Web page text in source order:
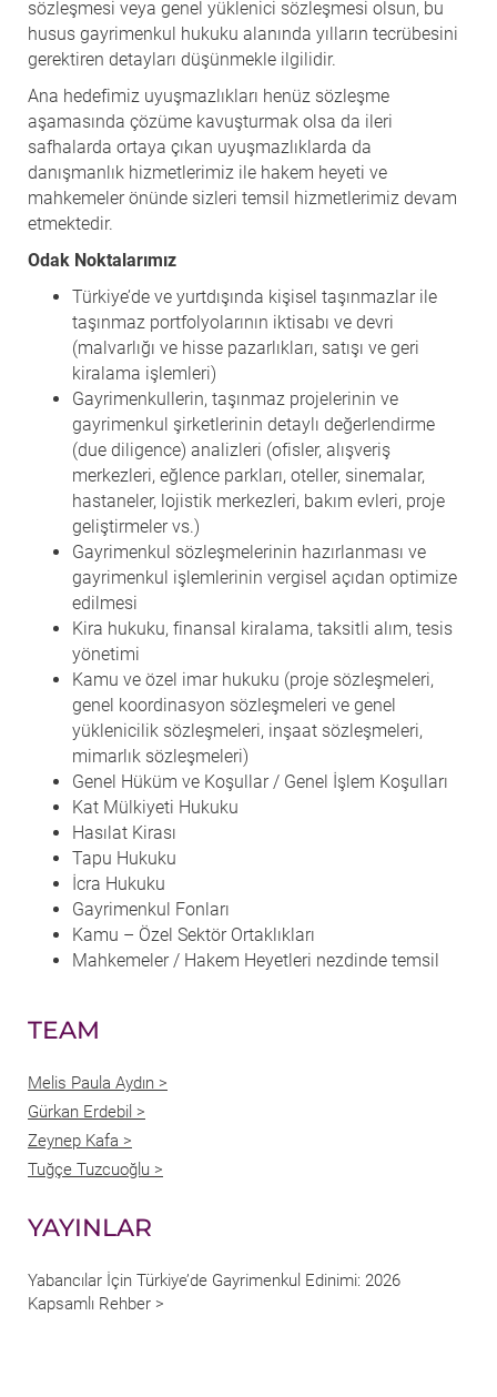
sözleşmesi veya genel yüklenici sözleşmesi olsun, bu
husus gayrimenkul hukuku alanında yılların tecrübesini
gerektiren detayları düşünmekle ilgilidir.
Ana hedefimiz uyuşmazlıkları henüz sözleşme
aşamasında çözüme kavuşturmak olsa da ileri
safhalarda ortaya çıkan uyuşmazlıklarda da
danışmanlık hizmetlerimiz ile hakem heyeti ve
mahkemeler önünde sizleri temsil hizmetlerimiz devam
etmektedir.
Odak Noktalarımız
Türkiye’de ve yurtdışında kişisel taşınmazlar ile
taşınmaz portfolyolarının iktisabı ve devri
(malvarlığı ve hisse pazarlıkları, satışı ve geri
kiralama işlemleri)
Gayrimenkullerin, taşınmaz projelerinin ve
gayrimenkul şirketlerinin detaylı değerlendirme
(due diligence) analizleri (ofisler, alışveriş
merkezleri, eğlence parkları, oteller, sinemalar,
hastaneler, lojistik merkezleri, bakım evleri, proje
geliştirmeler vs.)
Gayrimenkul sözleşmelerinin hazırlanması ve
gayrimenkul işlemlerinin vergisel açıdan optimize
edilmesi
Kira hukuku, finansal kiralama, taksitli alım, tesis
yönetimi
Kamu ve özel imar hukuku (proje sözleşmeleri,
genel koordinasyon sözleşmeleri ve genel
yüklenicilik sözleşmeleri, inşaat sözleşmeleri,
mimarlık sözleşmeleri)
Genel Hüküm ve Koşullar / Genel İşlem Koşulları
Kat Mülkiyeti Hukuku
Hasılat Kirası
Tapu Hukuku
İcra Hukuku
Gayrimenkul Fonları
Kamu – Özel Sektör Ortaklıkları
Mahkemeler / Hakem Heyetleri nezdinde temsil
TEAM
Melis Paula Aydın >
Gürkan Erdebil >
Zeynep Kafa >
Tuğçe Tuzcuoğlu >
YAYINLAR
Yabancılar İçin Türkiye’de Gayrimenkul Edinimi: 2026
Kapsamlı Rehber >